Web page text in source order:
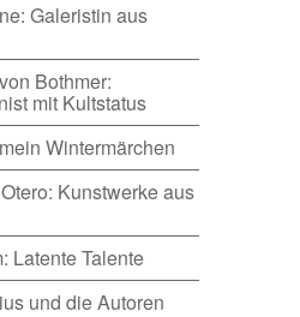
Galeristin aus
Bothmer:
mit Kultstatus
Wintermärchen
Kunstwerke aus
Latente Talente
und die Autoren